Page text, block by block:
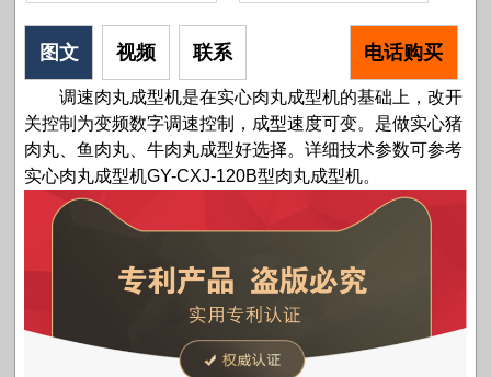
图文 视频 联系 电话购买
调速肉丸成型机是在实心肉丸成型机的基础上，改开
关控制为变频数字调速控制，成型速度可变。是做实心猪
肉丸、鱼肉丸、牛肉丸成型好选择。详细技术参数可参考
实心肉丸成型机GY-CXJ-120B型肉丸成型机。